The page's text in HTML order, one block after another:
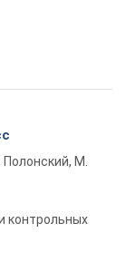
Полонский, М.
контрольных